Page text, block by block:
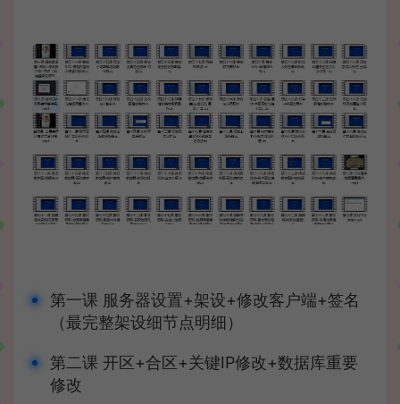
第一课 服务器设置+架设+修改客户端+签名
（最完整架设细节点明细）
第二课 开区+合区+关键IP修改+数据库重要
修改